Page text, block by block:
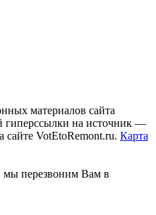
материалов сайта
гиперссылки на источник —
сайте VotEtoRemont.ru. Карта
мы перезвоним Вам в